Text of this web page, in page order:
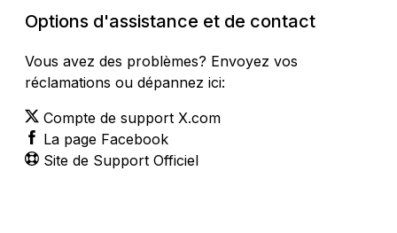
Options d'assistance et de contact
Vous avez des problèmes? Envoyez vos
réclamations ou dépannez ici:
Compte de support X.com
La page Facebook
Site de Support Officiel